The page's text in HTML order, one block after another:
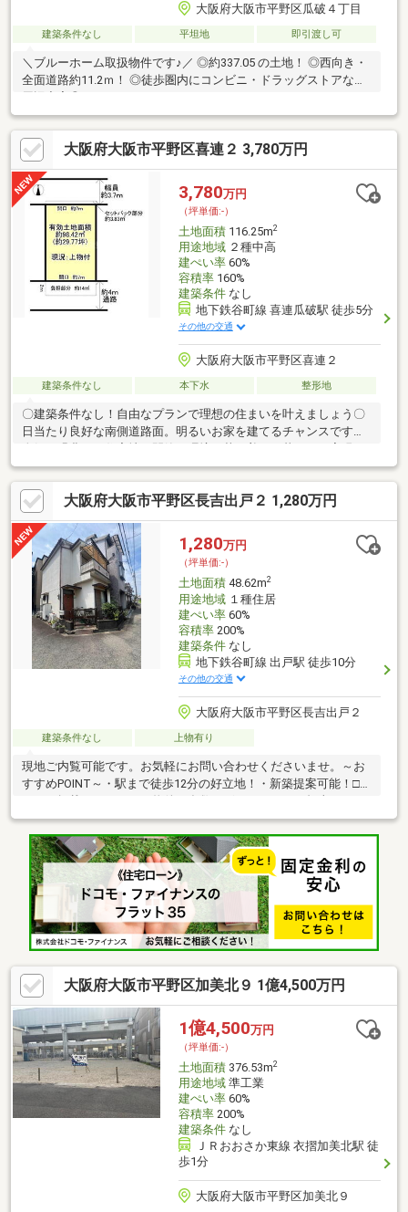
大阪府大阪市平野区瓜破４丁目
建築条件なし 平坦地 即引渡し可
＼ブルーホーム取扱物件です♪／ ◎約337.05 の土地！ ◎西向き・
全面道路約11.2ｍ！ ◎徒歩圏内にコンビニ・ドラッグストアなど
大阪府大阪市平野区喜連２ 3,780万円
3,780万円
（坪単価:-）
土地面積116.25m2
用途地域２種中高
建ぺい率60%
容積率160%
建築条件なし
地下鉄谷町線 喜連瓜破駅 徒歩5分
その他の交通
大阪府大阪市平野区喜連２
建築条件なし 本下水 整形地
〇建築条件なし！自由なプランで理想の住まいを叶えましょう〇
日当たり良好な南側道路面。明るいお家を建てるチャンスです〇
きます〇スーパー・ドラッグストアまで徒歩7分以内。日常のお買
い物も便利〇平坦で整形地のため、スムーズな建築が可能。理想
の家づくりをサポートします
大阪府大阪市平野区長吉出戸２ 1,280万円
1,280万円
（坪単価:-）
土地面積48.62m2
用途地域１種住居
建ぺい率60%
容積率200%
建築条件なし
地下鉄谷町線 出戸駅 徒歩10分
その他の交通
大阪府大阪市平野区長吉出戸２
建築条件なし 上物有り
現地ご内覧可能です。お気軽にお問い合わせくださいませ。～お
すすめPOINT～・駅まで徒歩12分の好立地！・新築提案可能！□ス
ーモに掲載されていない物件も多数ございますので、担当スタッ
フに何でもご相談ください。当社HP→https://www.7-estate.jp/お
問合わせご予約は→0120-071-377
大阪府大阪市平野区加美北９ 1億4,500万円
1億4,500万円
（坪単価:-）
土地面積376.53m2
用途地域準工業
建ぺい率60%
容積率200%
建築条件なし
ＪＲおおさか東線 衣摺加美北駅 徒
歩1分
大阪府大阪市平野区加美北９